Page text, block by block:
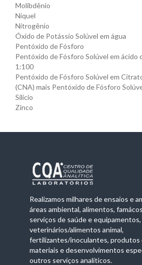
Molibdênio
Níquel
Nitrogênio
Óxido de Potássio Solúvel em água
Pentóxido de Fósforo
Pentóxido de Fósforo Solúvel em ácido
1:100
Pentóxido de Fósforo Solúvel em
(CNA) mais Pentóxido de Fósforo
Silício
Zinco
Realizamos milhares de ensaios e
áreas ambiental, alimentos,
serviços de saúde e
veterinários/alimentos animal,
fertilizantes/inoculantes, produtos
materiais e desenvolvimentos
outros serviços analíticos.